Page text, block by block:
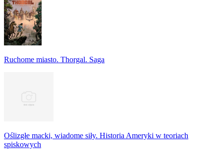
Ruchome miasto. Thorgal. Saga
Oślizgłe macki, wiadome siły. Historia Ameryki w teoriach
spiskowych